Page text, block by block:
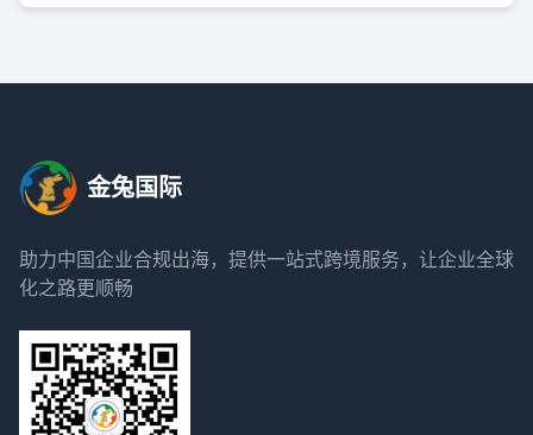
金兔国际
助力中国企业合规出海，提供一站式跨境服务，让企业全球
化之路更顺畅